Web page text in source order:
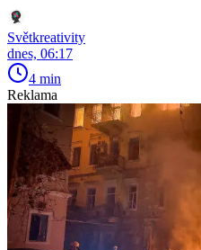
Světkreativity
dnes, 06:17
4 min
Reklama